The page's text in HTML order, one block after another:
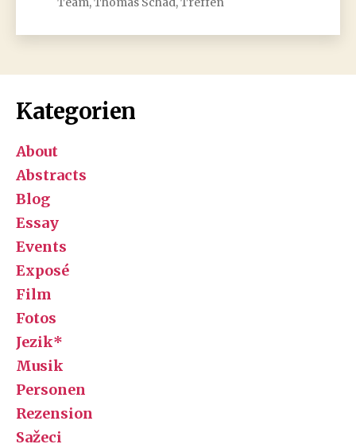
erstes
Kategorien
About
Abstracts
Blog
Essay
Events
Exposé
Film
Fotos
Jezik*
Musik
Personen
Rezension
Sažeci